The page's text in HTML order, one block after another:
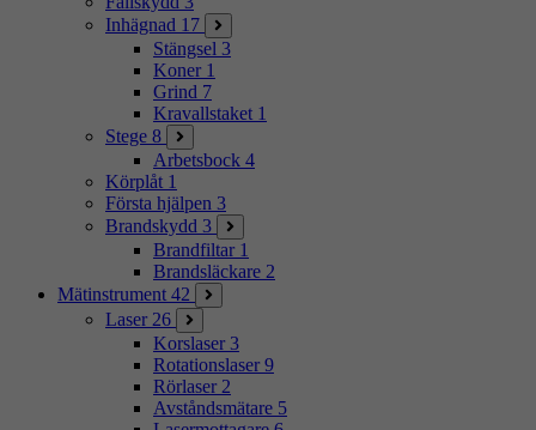
Inhägnad 17
Stängsel 3
Koner 1
Grind 7
Kravallstaket 1
Stege 8
Arbetsbock 4
Körplåt 1
Första hjälpen 3
Brandskydd 3
Brandfiltar 1
Brandsläckare 2
Mätinstrument 42
Laser 26
Korslaser 3
Rotationslaser 9
Rörlaser 2
Avståndsmätare 5